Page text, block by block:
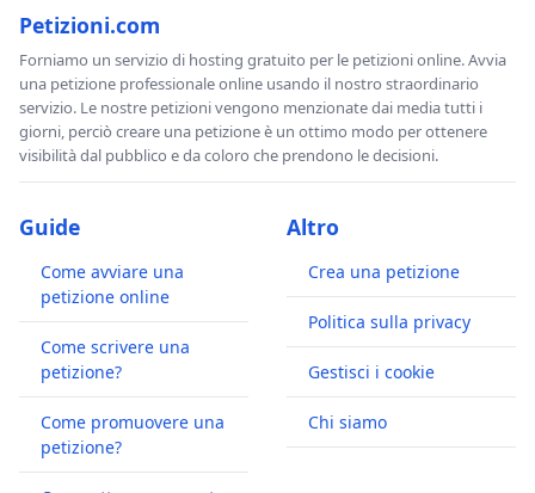
Petizioni.com
Forniamo un servizio di hosting gratuito per le petizioni online. Avvia
una petizione professionale online usando il nostro straordinario
servizio. Le nostre petizioni vengono menzionate dai media tutti i
giorni, perciò creare una petizione è un ottimo modo per ottenere
visibilità dal pubblico e da coloro che prendono le decisioni.
Guide
Come avviare una
petizione online
Come scrivere una
petizione?
Come promuovere una
petizione?
Altro
Crea una petizione
Politica sulla privacy
Gestisci i cookie
Chi siamo